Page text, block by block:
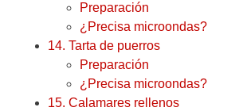
Preparación
¿Precisa microondas?
14. Tarta de puerros
Preparación
¿Precisa microondas?
15. Calamares rellenos